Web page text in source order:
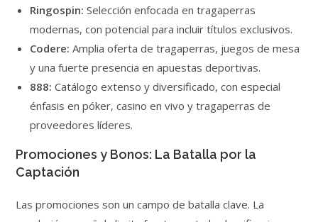
Ringospin: Selección enfocada en tragaperras
modernas, con potencial para incluir títulos exclusivos.
Codere: Amplia oferta de tragaperras, juegos de mesa
y una fuerte presencia en apuestas deportivas.
888: Catálogo extenso y diversificado, con especial
énfasis en póker, casino en vivo y tragaperras de
proveedores líderes.
Promociones y Bonos: La Batalla por la
Captación
Las promociones son un campo de batalla clave. La